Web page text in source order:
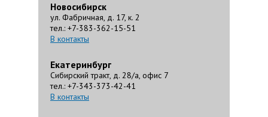
Новосибирск
ул. Фабричная, д. 17, к. 2
тел.: +7-383-362-15-51
В контакты
Екатеринбург
Сибирский тракт, д. 28/а, офис 7
тел.: +7-343-373-42-41
В контакты